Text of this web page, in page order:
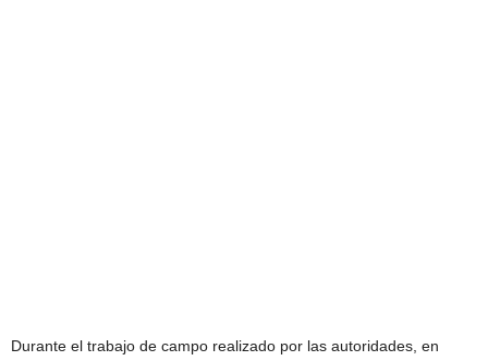
Durante el trabajo de campo realizado por las autoridades, en